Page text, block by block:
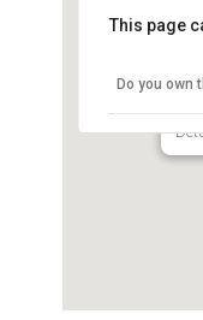
An
This page
Do you own